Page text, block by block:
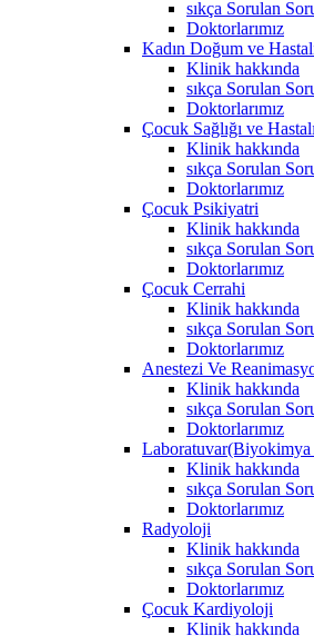
sıkça Sorulan
Doktorlarımız
Kadın Doğum ve
Klinik hakkında
sıkça Sorulan
Doktorlarımız
Çocuk Sağlığı ve
Klinik hakkında
sıkça Sorulan
Doktorlarımız
Çocuk Psikiyatri
Klinik hakkında
sıkça Sorulan
Doktorlarımız
Çocuk Cerrahi
Klinik hakkında
sıkça Sorulan
Doktorlarımız
Anestezi Ve
Klinik hakkında
sıkça Sorulan
Doktorlarımız
Klinik hakkında
sıkça Sorulan
Doktorlarımız
Radyoloji
Klinik hakkında
sıkça Sorulan
Doktorlarımız
Çocuk Kardiyoloji
Klinik hakkında